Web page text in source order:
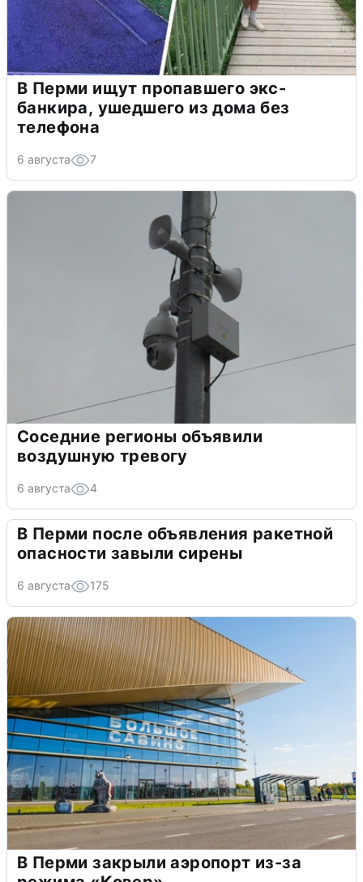
В Перми ищут пропавшего экс-
банкира, ушедшего из дома без
телефона
6 августа 7
Соседние регионы объявили
воздушную тревогу
6 августа 4
В Перми после объявления ракетной
опасности завыли сирены
6 августа 175
В Перми закрыли аэропорт из-за